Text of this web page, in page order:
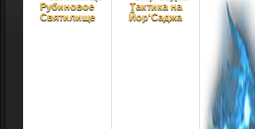
Рубиновое
Святилище
Тактика на
Йор'Саджа